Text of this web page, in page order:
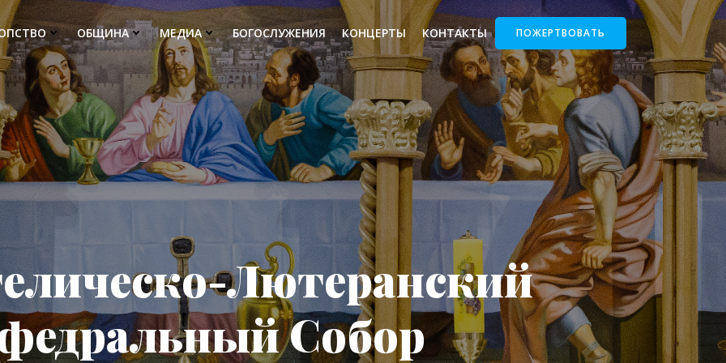
ОБЩИНА МЕДИА БОГОСЛУЖЕНИЯ КОНЦЕРТЫ КОНТАКТЫ ПОЖЕРТВОВАТЬ
Лютеранский
Собор